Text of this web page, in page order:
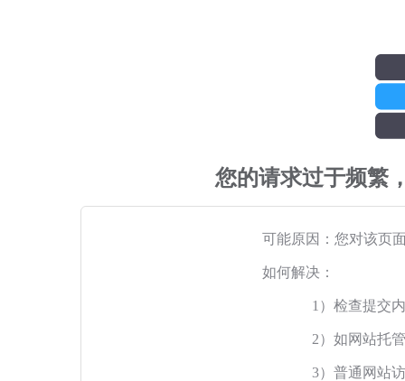
您的请求过于频繁
可能原因：您对该页
如何解决：
1）检查提交
2）如网站托
3）普通网站